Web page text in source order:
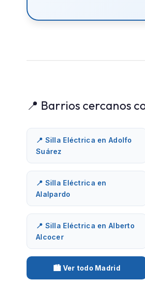
📍 Barrios cercanos
📍 Silla Eléctrica en Adolfo
Suárez
📍 Silla Eléctrica en
Alalpardo
📍 Silla Eléctrica en Alberto
Alcocer
🏙️ Ver todo Madrid